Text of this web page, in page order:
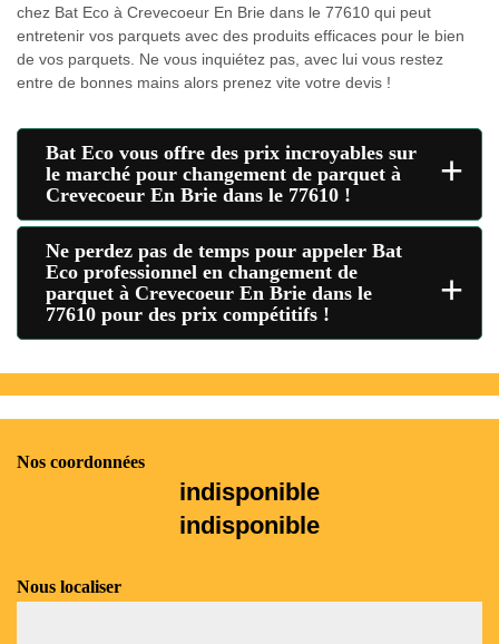
chez Bat Eco à Crevecoeur En Brie dans le 77610 qui peut
entretenir vos parquets avec des produits efficaces pour le bien
de vos parquets. Ne vous inquiétez pas, avec lui vous restez
entre de bonnes mains alors prenez vite votre devis !
Bat Eco vous offre des prix incroyables sur
le marché pour changement de parquet à
Crevecoeur En Brie dans le 77610 !
+
Ne perdez pas de temps pour appeler Bat
Eco professionnel en changement de
parquet à Crevecoeur En Brie dans le
77610 pour des prix compétitifs !
+
Nos coordonnées
indisponible
indisponible
Nous localiser